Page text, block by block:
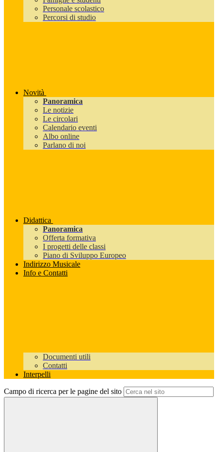
Personale scolastico
Percorsi di studio
Novità
Panoramica
Le notizie
Le circolari
Calendario eventi
Albo online
Parlano di noi
Didattica
Panoramica
Offerta formativa
I progetti delle classi
Piano di Sviluppo Europeo
Indirizzo Musicale
Info e Contatti
Documenti utili
Contatti
Interpelli
Campo di ricerca per le pagine del sito